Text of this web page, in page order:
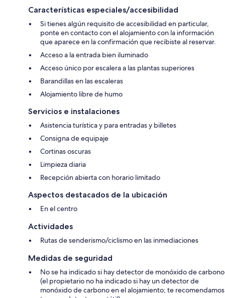
Características especiales/accesibilidad
Si tienes algún requisito de accesibilidad en particular,
ponte en contacto con el alojamiento con la información
que aparece en la confirmación que recibiste al reservar.
Acceso a la entrada bien iluminado
Acceso único por escalera a las plantas superiores
Barandillas en las escaleras
Alojamiento libre de humo
Servicios e instalaciones
Asistencia turística y para entradas y billetes
Consigna de equipaje
Cortinas oscuras
Limpieza diaria
Recepción abierta con horario limitado
Aspectos destacados de la ubicación
En el centro
Actividades
Rutas de senderismo/ciclismo en las inmediaciones
Medidas de seguridad
No se ha indicado si hay detector de monóxido de carbono
(el propietario no ha indicado si hay un detector de
monóxido de carbono en el alojamiento; te recomendamos